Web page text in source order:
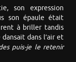
son expression
son épaule était
à briller tandis
dansait dans l’air et
puis-je le retenir